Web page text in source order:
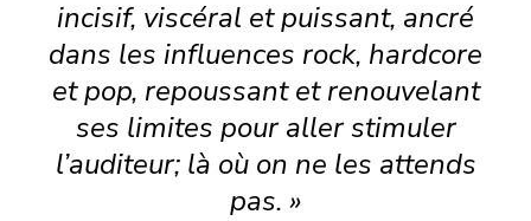
incisif, viscéral et puissant, ancré
dans les influences rock, hardcore
et pop, repoussant et renouvelant
ses limites pour aller stimuler
l’auditeur; là où on ne les attends
pas. »